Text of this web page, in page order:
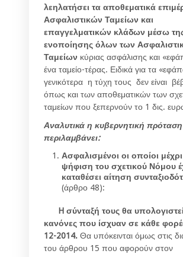
λεηλατήσει τα αποθεματικά
Ασφαλιστικών Ταμείων και
επαγγελματικών κλάδων μέσω
ενοποίησης όλων των
Ταμείων κύριας ασφάλισης και
ένα ταμείο-τέρας. Ειδικά για τα
γενικότερα η τύχη τους δεν είναι
όπως και των αποθεματικών των
ταμείων που ξεπερνούν το 1 δις.
Αναλυτικά η κυβερνητική πρόταση
περιλαμβάνει:
Ασφαλισμένοι οι οποίοι
ψήφιση του σχετικού Νόμου
καταθέσει αίτηση
(άρθρο 48):
H σύνταξή τους θα
κανόνες που ίσχυαν σε κάθε
12-2014. Θα υπόκεινται όμως στις
του άρθρου 15 που αφορούν στον